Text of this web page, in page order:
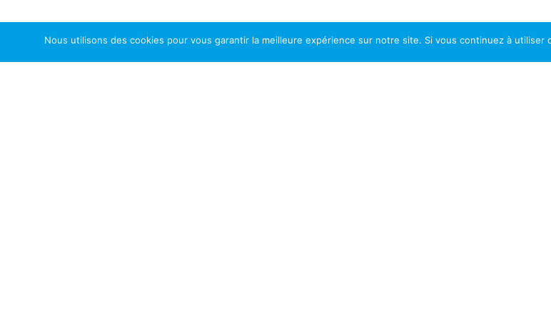
Nous utilisons des cookies pour vous garantir la meilleure expérience sur notre site. Si vous continuez à